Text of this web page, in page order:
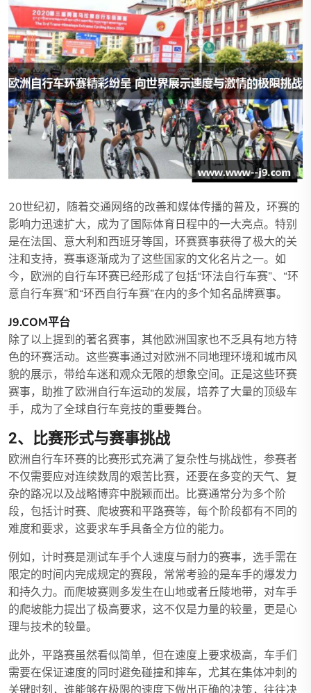
20世纪初，随着交通网络的改善和媒体传播的普及，环赛的
影响力迅速扩大，成为了国际体育日程中的一大亮点。特别
是在法国、意大利和西班牙等国，环赛赛事获得了极大的关
注和支持，赛事逐渐成为了这些国家的文化名片之一。如
今，欧洲的自行车环赛已经形成了包括“环法自行车赛”、“环
意自行车赛”和“环西自行车赛”在内的多个知名品牌赛事。
J9.COM平台
除了以上提到的著名赛事，其他欧洲国家也不乏具有地方特
色的环赛活动。这些赛事通过对欧洲不同地理环境和城市风
貌的展示，带给车迷和观众无限的想象空间。正是这些环赛
赛事，助推了欧洲自行车运动的发展，培养了大量的顶级车
手，成为了全球自行车竞技的重要舞台。
2、比赛形式与赛事挑战
欧洲自行车环赛的比赛形式充满了复杂性与挑战性，参赛者
不仅需要应对连续数周的艰苦比赛，还要在多变的天气、复
杂的路况以及战略博弈中脱颖而出。比赛通常分为多个阶
段，包括计时赛、爬坡赛和平路赛等，每个阶段都有不同的
难度和要求，这要求车手具备全方位的能力。
例如，计时赛是测试车手个人速度与耐力的赛事，选手需在
限定的时间内完成规定的赛段，常常考验的是车手的爆发力
和持久力。而爬坡赛则多发生在山地或者丘陵地带，对车手
的爬坡能力提出了极高要求，这不仅是力量的较量，更是心
理与技术的较量。
此外，平路赛虽然看似简单，但在速度上要求极高，车手们
需要在保证速度的同时避免碰撞和摔车，尤其在集体冲刺的